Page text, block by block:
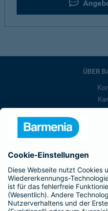
ÜBER
Barmenia ist Teil
Kranken-